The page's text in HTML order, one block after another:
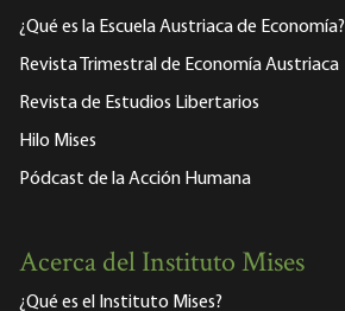
¿Qué es la Escuela Austriaca de Economía?
Revista Trimestral de Economía Austriaca
Revista de Estudios Libertarios
Hilo Mises
Pódcast de la Acción Humana
Acerca del Instituto Mises
¿Qué es el Instituto Mises?